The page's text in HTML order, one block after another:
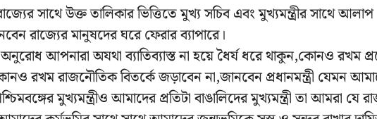
সাথে উক্ত তালিকার ভিত্তিতে মুখ্য সচিব এবং মুখ্যমন্ত্রীর সাথে আলাপ
রাজ্যের মানুষদের ঘরে ফেরার ব্যাপারে।
আপনারা অযথা ব্যাতিব্যাস্ত না হয়ে ধৈর্য ধরে থাকুন,কোনও রখম
রখম রাজনৌতিক বিতর্কে জড়াবেন না,জানবেন প্রধানমন্ত্রী যেমন
মুখ্যমন্ত্রীও আমাদের প্রতিটা বাঙালিদের মুখ্যমন্ত্রী তা আমরা যে